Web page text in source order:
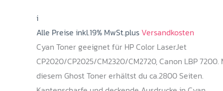
i
Alle Preise inkl.19% MwSt.plusVersandkosten
Cyan Toner geeignet für HP Color LaserJet
CP2020/CP2025/CM2320/CM2720, Canon LBP 7200.
diesem Ghost Toner erhältst du ca.2800 Seiten.